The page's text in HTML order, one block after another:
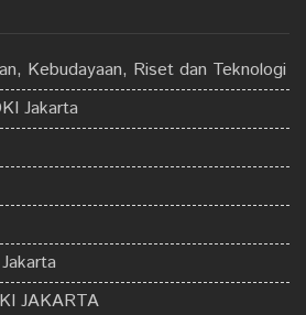
Kebudayaan, Riset dan Teknologi
Jakarta
JAKARTA